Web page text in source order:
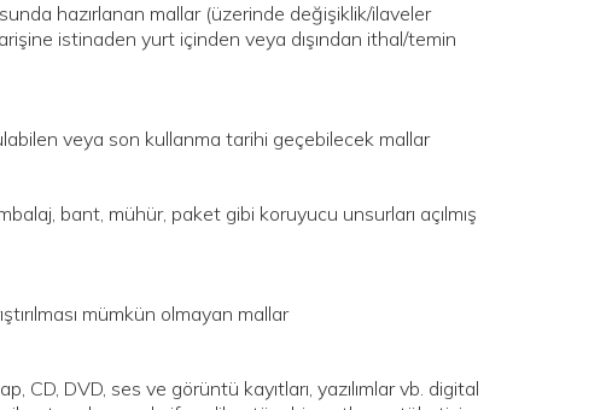
hazırlanan mallar (üzerinde değişiklik/ilaveler
istinaden yurt içinden veya dışından ithal/temin
veya son kullanma tarihi geçebilecek mallar
bant, mühür, paket gibi koruyucu unsurları açılmış
mümkün olmayan mallar
CD, DVD, ses ve görüntü kayıtları, yazılımlar vb. digital